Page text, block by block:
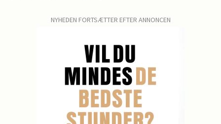
NYHEDEN FORTSÆTTER EFTER ANNONCEN